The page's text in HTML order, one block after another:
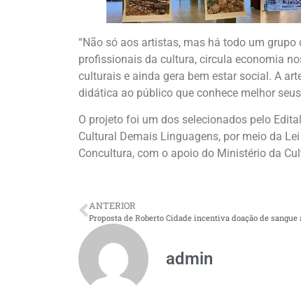
“Não só aos artistas, mas há todo um
profissionais da cultura, circula economia
culturais e ainda gera bem estar social. A
didática ao público que conhece melhor
O projeto foi um dos selecionados pelo
Cultural Demais Linguagens, por meio da
Concultura, com o apoio do Ministério da
ANTERIOR
admin